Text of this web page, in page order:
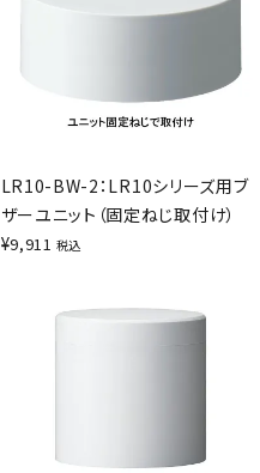
LR10-BW-2：LR10シリーズ用ブ
ザーユニット（固定ねじ取付け）
¥9,911 税込